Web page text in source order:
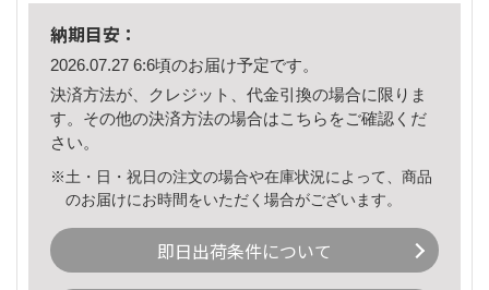
納期目安：
2026.07.27 6:6頃のお届け予定です。
決済方法が、クレジット、代金引換の場合に限りま
す。その他の決済方法の場合はこちら をご確認くだ
さい。
※土・日・祝日の注文の場合や在庫状況によって、商品
のお届けにお時間をいただく場合がございます。
即日出荷条件について